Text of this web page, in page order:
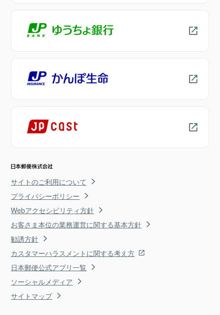
サイトのご利用について
プライバシーポリシー
Webアクセシビリティ方針
お客さま本位の業務運営に関する基本方針
勧誘方針
カスタマーハラスメントに関する考え方
日本郵便公式アプリ一覧
ソーシャルメディア
サイトマップ